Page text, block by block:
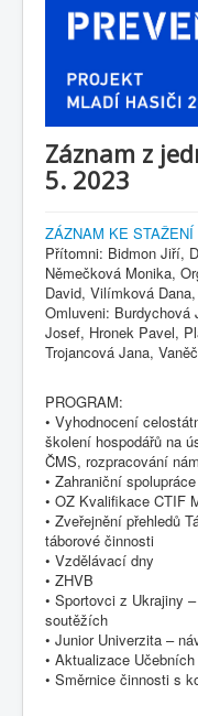
Záznam z
5. 2023
ZÁZNAM KE STAŽENÍ
Přítomni: Bidmon Jiří,
Němečková Monika,
David, Vilímková
Omluveni: Burdychová
Josef, Hronek Pavel,
Trojancová Jana,
PROGRAM:
• Vyhodnocení
školení hospodářů na
ČMS, rozpracování
• Zahraniční spolupráce
• OZ Kvalifikace CTIF
• Zveřejnění přehledů
táborové činnosti
• Vzdělávací dny
• ZHVB
• Sportovci z Ukrajiny
soutěžích
• Junior Univerzita –
• Aktualizace
• Směrnice činnosti s